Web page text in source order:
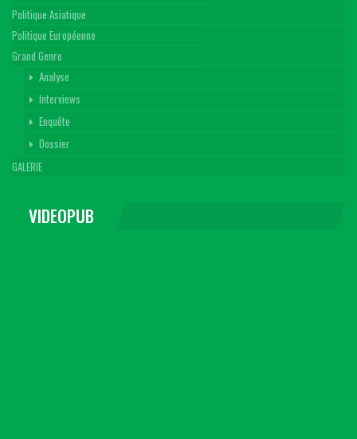
Politique Asiatique
Politique Européenne
Grand Genre
Analyse
Interviews
Enquête
Dossier
GALERIE
VIDEOPUB